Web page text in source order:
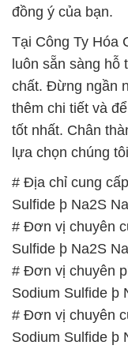
đồng ý của bạn.
Tại Công Ty Hóa
luôn sẵn sàng
chất. Đừng ngần
thêm chi tiết và
tốt nhất. Chân
lựa chọn chúng
# Địa chỉ cung
Sulfide þ Na2S
# Đơn vị chuyên
Sulfide þ Na2S
# Đơn vị chuyên
Sodium Sulfide þ
# Đơn vị chuyên
Sodium Sulfide þ